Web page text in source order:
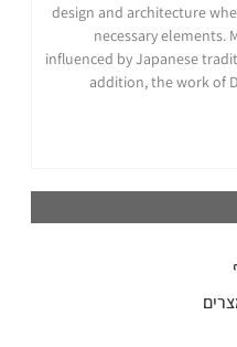
design and architecture
necessary elements.
influenced by Japanese
addition, the work of